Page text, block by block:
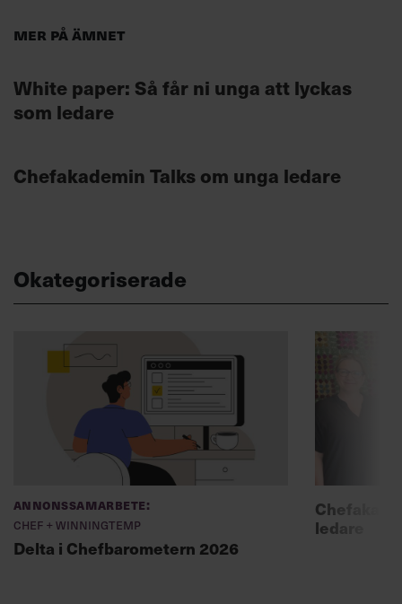
Mer på ämnet
White paper: Så får ni unga att lyckas
som ledare
Chefakademin Talks om unga ledare
Okategoriserade
Annonssamarbete:
Chef + Winningtemp
Delta i Chefbarometern 2026
ledare